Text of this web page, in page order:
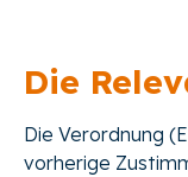
Die
Die Verordnung
vorherige